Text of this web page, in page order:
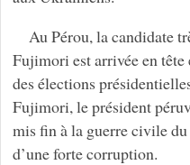
Au Pérou, la candidate
Fujimori est arrivée en
des élections
Fujimori, le président
mis fin à la guerre civile
d’une forte corruption.